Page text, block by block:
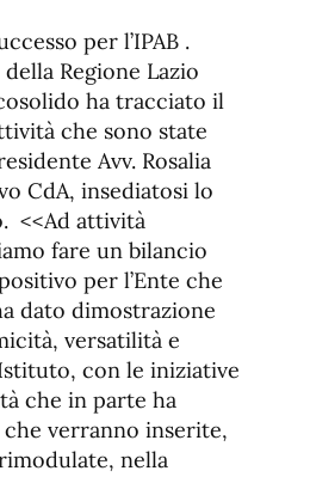
fuente
de
fuente.
per l’IPAB .
della Regione Lazio
ha tracciato il
che sono state
Avv. Rosalia
CdA, insediatosi lo
<<Ad attività
fare un bilancio
per l’Ente che
dato dimostrazione
versatilità e
con le iniziative
che in parte ha
verranno inserite,
nella